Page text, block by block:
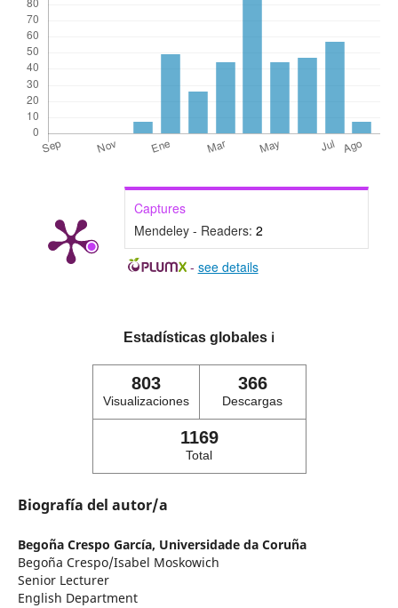
Captures
Mendeley - Readers: 2
- see details
Estadísticas globales ℹ️
803
Visualizaciones
366
Descargas
1169
Total
Biografía del autor/a
Begoña Crespo García, Universidade da Coruña
Begoña Crespo/Isabel Moskowich
Senior Lecturer
English Department